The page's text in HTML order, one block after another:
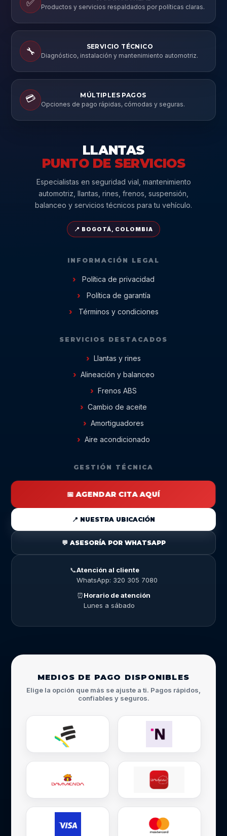
✅
Productos y servicios respaldados por políticas claras.
🔧
SERVICIO TÉCNICO
Diagnóstico, instalación y mantenimiento automotriz.
💳
MÚLTIPLES PAGOS
Opciones de pago rápidas, cómodas y seguras.
LLANTAS
PUNTO DE SERVICIOS
Especialistas en seguridad vial, mantenimiento
automotriz, llantas, rines, frenos, suspensión,
balanceo y servicios técnicos para tu vehículo.
📍 BOGOTÁ, COLOMBIA
INFORMACIÓN LEGAL
Política de privacidad
Política de garantía
Términos y condiciones
SERVICIOS DESTACADOS
Llantas y rines
Alineación y balanceo
Frenos ABS
Cambio de aceite
Amortiguadores
Aire acondicionado
GESTIÓN TÉCNICA
📅 AGENDAR CITA AQUÍ
📍 NUESTRA UBICACIÓN
💬 ASESORÍA POR WHATSAPP
📞Atención al cliente
WhatsApp: 320 305 7080
⏰Horario de atención
Lunes a sábado
MEDIOS DE PAGO DISPONIBLES
Elige la opción que más se ajuste a ti. Pagos rápidos,
confiables y seguros.